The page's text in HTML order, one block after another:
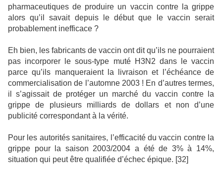
pharmaceutiques de produire un vaccin contre la grippe
alors qu’il savait depuis le début que le vaccin serait
probablement inefficace ?
Eh bien, les fabricants de vaccin ont dit qu’ils ne pourraient
pas incorporer le sous-type muté H3N2 dans le vaccin
parce qu’ils manqueraient la livraison et l’échéance de
commercialisation de l’automne 2003 ! En d’autres termes,
il s’agissait de protéger un marché du vaccin contre la
grippe de plusieurs milliards de dollars et non d’une
publicité correspondant à la vérité.
Pour les autorités sanitaires, l’efficacité du vaccin contre la
grippe pour la saison 2003/2004 a été de 3% à 14%,
situation qui peut être qualifiée d’échec épique. [32]